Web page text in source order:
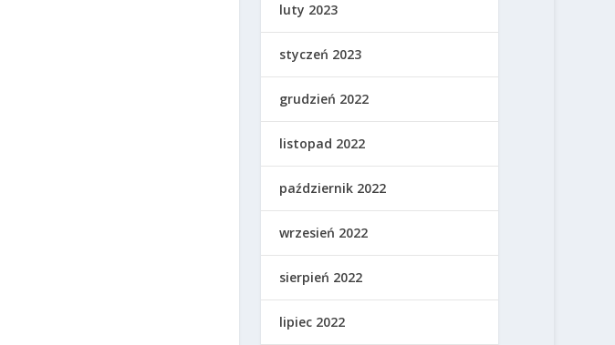
luty 2023
styczeń 2023
grudzień 2022
listopad 2022
październik 2022
wrzesień 2022
sierpień 2022
lipiec 2022